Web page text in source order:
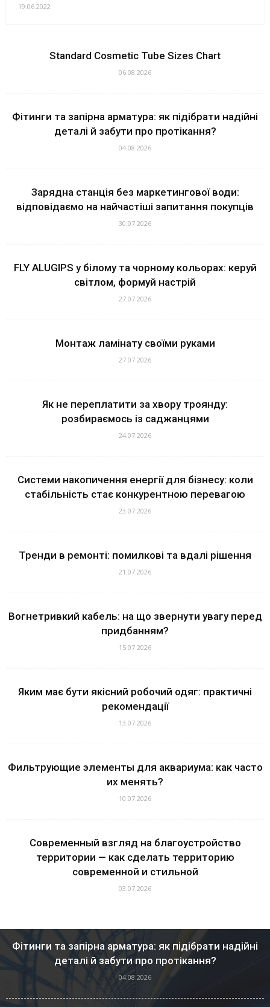
19.06.2022
Standard Cosmetic Tube Sizes Chart
06.08.2026
Фітинги та запірна арматура: як підібрати надійні
деталі й забути про протікання?
04.08.2026
Зарядна станція без маркетингової води:
відповідаємо на найчастіші запитання покупців
30.07.2026
FLY ALUGIPS у білому та чорному кольорах: керуй
світлом, формуй настрій
27.07.2026
Монтаж ламінату своїми руками
27.07.2026
Як не переплатити за хвору троянду:
розбираємось із саджанцями
24.07.2026
Системи накопичення енергії для бізнесу: коли
стабільність стає конкурентною перевагою
23.07.2026
Тренди в ремонті: помилкові та вдалі рішення
21.07.2026
Вогнетривкий кабель: на що звернути увагу перед
придбанням?
15.07.2026
Яким має бути якісний робочий одяг: практичні
рекомендації
13.07.2026
Фильтрующие элементы для аквариума: как часто
их менять?
10.07.2026
Современный взгляд на благоустройство
территории — как сделать территорию
современной и стильной
03.07.2026
Фітинги та запірна арматура: як підібрати надійні
деталі й забути про протікання?
04.08.2026